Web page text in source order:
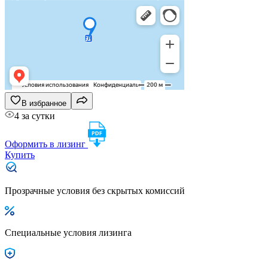
В избранное
4 за сутки
Оформить в лизинг
Купить
Прозрачные условия без скрытых комиссий
Специальные условия лизинга